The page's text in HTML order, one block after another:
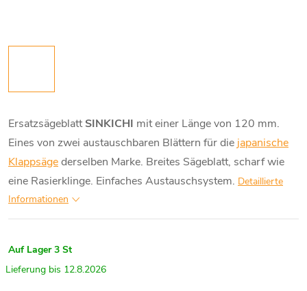
ErsatzsägeblattSINKICHI mit einer Länge von 120 mm.
Eines von zwei austauschbaren Blättern für die japanische
Klappsägederselben Marke. Breites Sägeblatt, scharf wie
eine Rasierklinge. Einfaches Austauschsystem. Detaillierte
Informationen
Auf Lager 3 St
12.8.2026